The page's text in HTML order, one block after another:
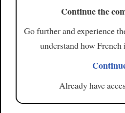
Continue the
Go further and experience
understand how French
Already have